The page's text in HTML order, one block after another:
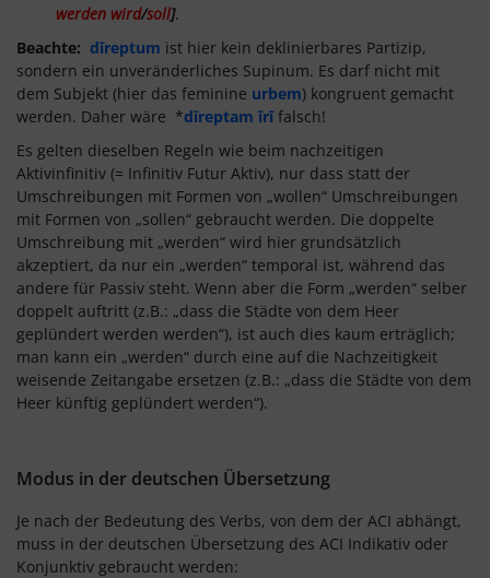
werden wird/soll].
Beachte: dīreptum ist hier kein deklinierbares Partizip,
sondern ein unveränderliches Supinum. Es darf nicht mit
dem Subjekt (hier das feminine urbem) kongruent gemacht
werden. Daher wäre *dīreptam īrīfalsch!
Es gelten dieselben Regeln wie beim nachzeitigen
Aktivinfinitiv (= Infinitiv Futur Aktiv), nur dass statt der
Umschreibungen mit Formen von „wollen“ Umschreibungen
mit Formen von „sollen“ gebraucht werden. Die doppelte
Umschreibung mit „werden“ wird hier grundsätzlich
akzeptiert, da nur ein „werden“ temporal ist, während das
andere für Passiv steht. Wenn aber die Form „werden“ selber
doppelt auftritt (z.B.: „dass die Städte von dem Heer
geplündert werden werden“), ist auch dies kaum erträglich;
man kann ein „werden“ durch eine auf die Nachzeitigkeit
weisende Zeitangabe ersetzen (z.B.: „dass die Städte von dem
Heer künftig geplündert werden“).
Modus in der deutschen Übersetzung
Je nach der Bedeutung des Verbs, von dem der ACI abhängt,
muss in der deutschen Übersetzung des ACI Indikativ oder
Konjunktiv gebraucht werden: